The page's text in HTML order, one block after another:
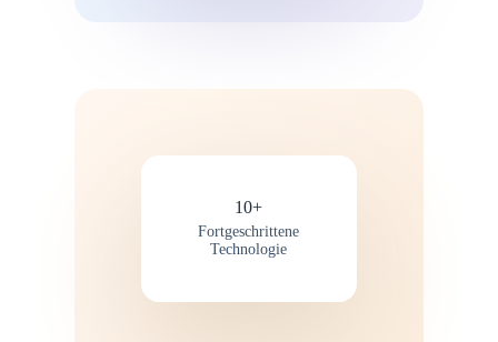
10+
Fortgeschrittene
Technologie